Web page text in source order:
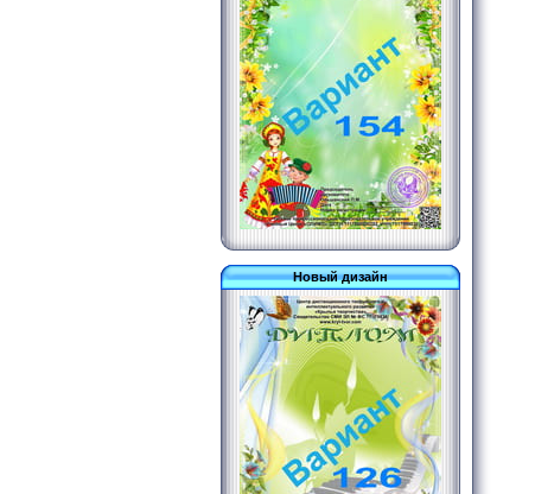
Новый дизайн